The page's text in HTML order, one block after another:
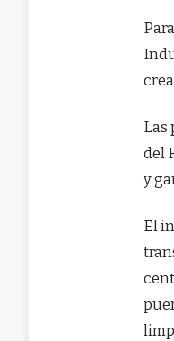
Las
del
y
El